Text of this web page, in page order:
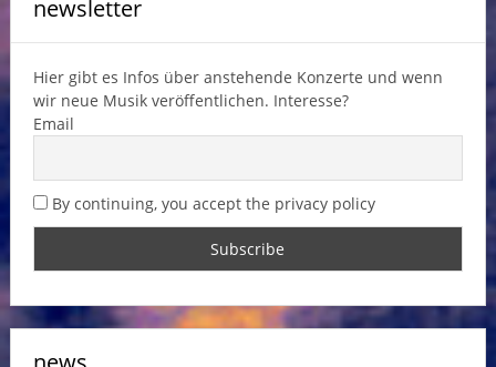
newsletter
Hier gibt es Infos über anstehende Konzerte und wenn
wir neue Musik veröffentlichen. Interesse?
Email
By continuing, you accept the privacy policy